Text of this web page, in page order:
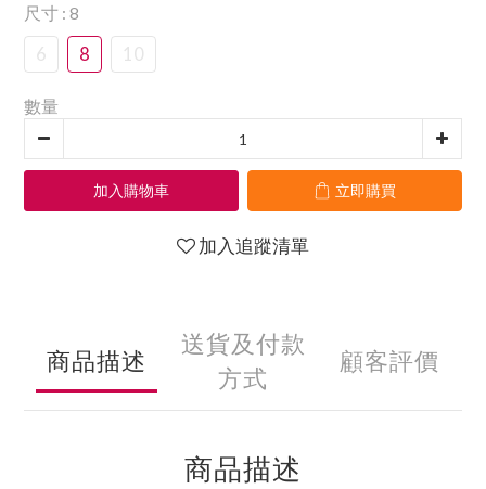
尺寸 : 8
6 8 10
數量
加入購物車 立即購買
加入追蹤清單
商品描述
送貨及付款
方式
顧客評價
商品描述